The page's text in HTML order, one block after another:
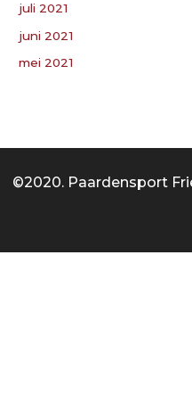
juli 2021
juni 2021
mei 2021
©2020. Paardensport